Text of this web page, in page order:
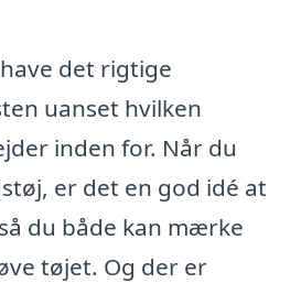
det rigtige
uanset hvilken
inden for. Når du
er det en god idé at
du både kan mærke
tøjet. Og der er